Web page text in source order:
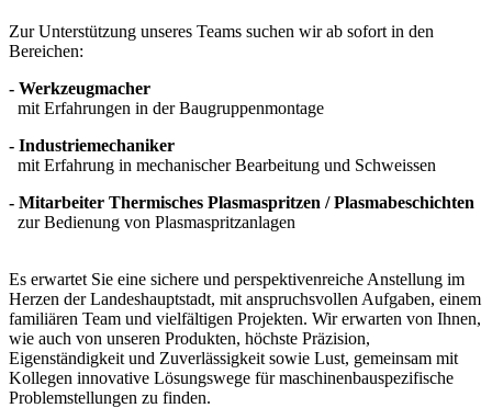
Zur Unterstützung unseres Teams suchen wir ab sofort in den
Bereichen:
- Werkzeugmacher
mit Erfahrungen in der Baugruppenmontage
- Industriemechaniker
mit Erfahrung in mechanischer Bearbeitung und Schweissen
- Mitarbeiter Thermisches Plasmaspritzen / Plasmabeschichten
zur Bedienung von Plasmaspritzanlagen
Es erwartet Sie eine sichere und perspektivenreiche Anstellung im
Herzen der Landeshauptstadt, mit anspruchsvollen Aufgaben, einem
familiären Team und vielfältigen Projekten. Wir erwarten von Ihnen,
wie auch von unseren Produkten, höchste Präzision,
Eigenständigkeit und Zuverlässigkeit sowie Lust, gemeinsam mit
Kollegen innovative Lösungswege für maschinenbauspezifische
Problemstellungen zu finden.